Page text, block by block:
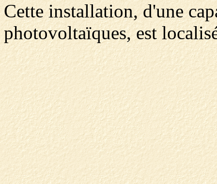
Cette installation, d'une
photovoltaïques, est